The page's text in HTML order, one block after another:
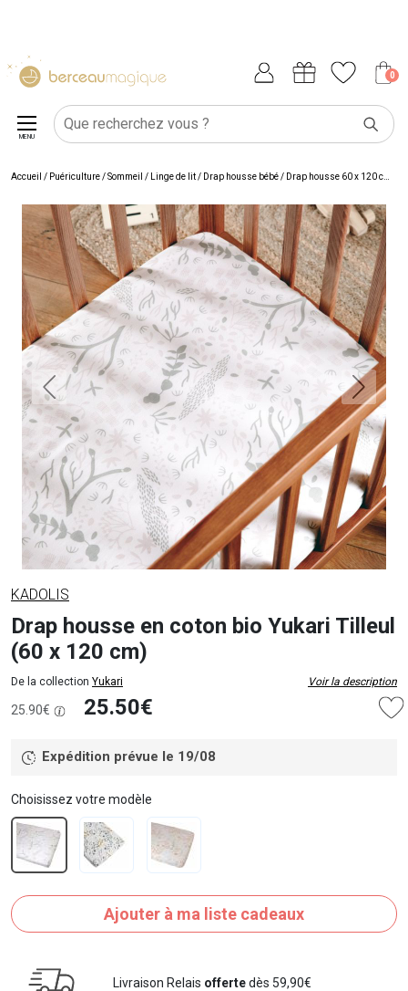
0
MENU
Accueil / Puériculture/Sommeil / Linge de lit/ Drap housse bébé/ Drap housse 60 x 120 cm
KADOLIS
Drap housse en coton bio Yukari Tilleul
(60 x 120 cm)
De la collection Yukari Voir la description
25.90€ 25.50€
Expédition prévue le 19/08
Choisissez votre modèle
Ajouter à ma liste cadeaux
Livraison Relais offertedès 59,90€